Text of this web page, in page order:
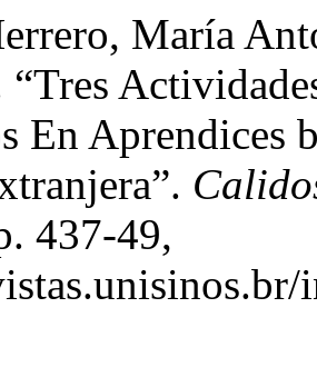
María
“Tres
En Aprendices
437-49,